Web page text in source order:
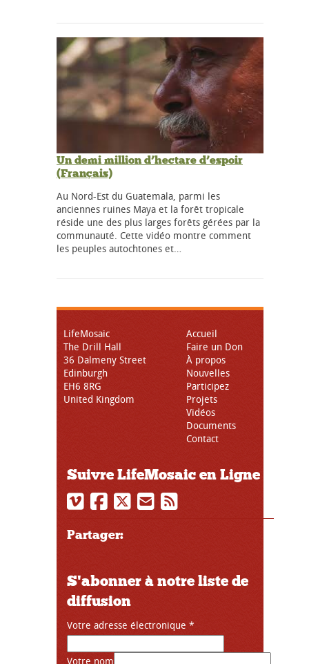
Un demi million d’hectare d’espoir
(Français)
Au Nord-Est du Guatemala, parmi les
anciennes ruines Maya et la forêt tropicale
réside une des plus larges forêts gérées par la
communauté. Cette vidéo montre comment
les peuples autochtones et…
LifeMosaic
The Drill Hall
36 Dalmeny Street
Edinburgh
EH6 8RG
United Kingdom
Accueil
Faire un Don
À propos
Nouvelles
Participez
Projets
Vidéos
Documents
Contact
Suivre LifeMosaic en Ligne
Partager:
S'abonner à notre liste de
diffusion
Votre adresse électronique *
Votre nom